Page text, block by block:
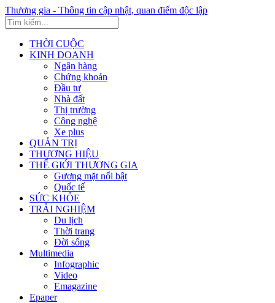
Thương gia - Thông tin cập nhật, quan điểm độc lập
THỜI CUỘC
KINH DOANH
Ngân hàng
Chứng khoán
Đầu tư
Nhà đất
Thị trường
Công nghệ
Xe plus
QUẢN TRỊ
THƯƠNG HIỆU
THẾ GIỚI THƯƠNG GIA
Gương mặt nổi bật
Quốc tế
SỨC KHỎE
TRẢI NGHIỆM
Du lịch
Thời trang
Đời sống
Multimedia
Infographic
Video
Emagazine
Epaper